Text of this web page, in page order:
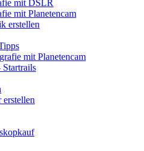
mit DSLR
mit Planetencam
erstellen
mit Planetencam
Startrails